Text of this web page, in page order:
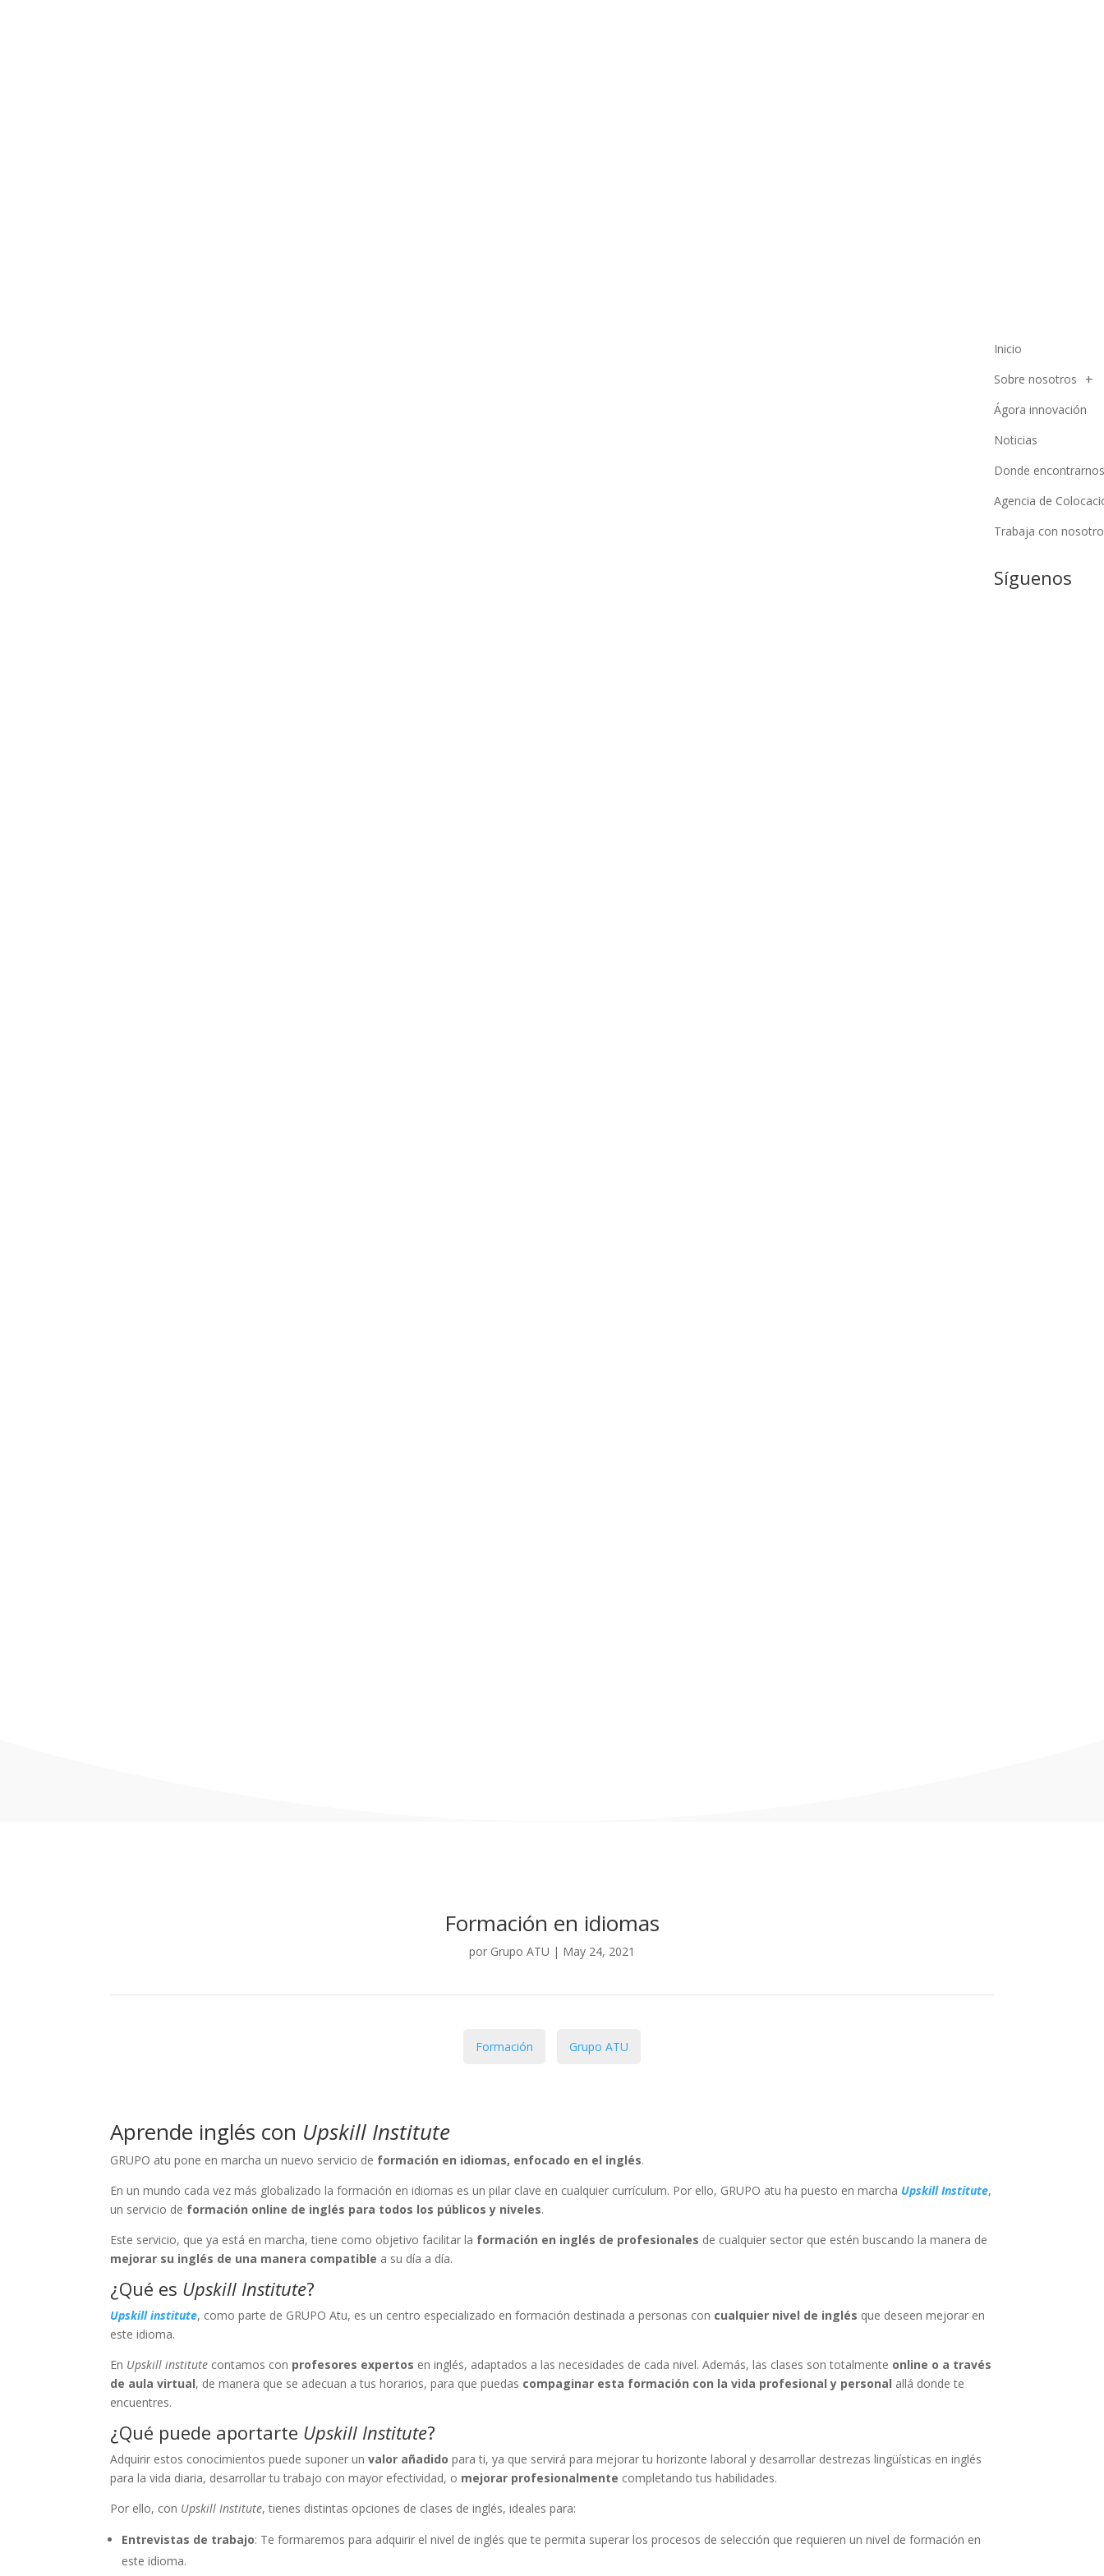
Inicio
Sobre nosotros
Ágora innovación
Noticias
Donde encontrarnos
Agencia de
Trabaja con
Síguenos
Formación en idiomas
por Grupo ATU | May 24, 2021
Formación Grupo ATU
Aprende inglés con Upskill Institute
GRUPO atu pone en marcha un nuevo servicio de formación en idiomas, enfocado en el inglés.
En un mundo cada vez más globalizado la formación en idiomas es un pilar clave en cualquier currículum. Por ello, GRUPO atu ha puesto en marcha Upskill Institute,
un servicio de formación online de inglés para todos los públicos y niveles.
Este servicio, que ya está en marcha, tiene como objetivo facilitar la formación en inglés de profesionales de cualquier sector que estén buscando la manera de
mejorar su inglés de una manera compatible a su día a día.
¿Qué es Upskill Institute?
Upskill institute, como parte de GRUPO Atu, es un centro especializado en formación destinada a personas con cualquier nivel de inglés que deseen mejorar en
este idioma.
En Upskill institute contamos con profesores expertos en inglés, adaptados a las necesidades de cada nivel. Además, las clases son totalmente online o a través
de aula virtual, de manera que se adecuan a tus horarios, para que puedas compaginar esta formación con la vida profesional y personal allá donde te
encuentres.
¿Qué puede aportarte Upskill Institute?
Adquirir estos conocimientos puede suponer unvalor añadido para ti, ya que servirá para mejorar tu horizonte laboral y desarrollar destrezas lingüísticas en inglés
para la vida diaria, desarrollar tu trabajo con mayor efectividad, o mejorar profesionalmente completando tus habilidades.
Por ello, con Upskill Institute, tienes distintas opciones de clases de inglés, ideales para:
Entrevistas de trabajo: Te formaremos para adquirir el nivel de inglés que te permita superar los procesos de selección que requieren un nivel de formación en
este idioma.